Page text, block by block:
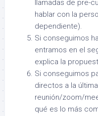
llamadas de pre-
hablar con la
dependiente).
Si conseguimos
entramos en el
explica la
Si conseguimos
directos a la
reunión/zoom/
qué es lo más